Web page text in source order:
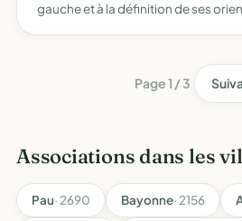
gauche et à la définition de ses
Page 1 / 3
Associations dans les
Pau· 2690 Bayonne· 2156